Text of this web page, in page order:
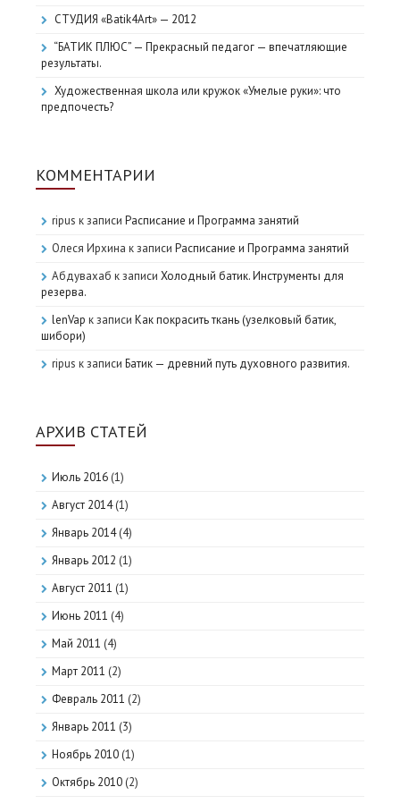
СТУДИЯ «Batik4Art» — 2012
“БАТИК ПЛЮС” — Прекрасный педагог — впечатляющие
результаты.
Художественная школа или кружок «Умелые руки»: что
предпочесть?
КОММЕНТАРИИ
ripus к записи Расписание и Программа занятий
Олеся Ирхина к записи Расписание и Программа занятий
Абдувахаб к записи Холодный батик. Инструменты для
резерва.
lenVap к записи Как покрасить ткань (узелковый батик,
шибори)
ripus к записи Батик — древний путь духовного развития.
АРХИВ СТАТЕЙ
Июль 2016 (1)
Август 2014(1)
Январь 2014(4)
Январь 2012 (1)
Август 2011 (1)
Июнь 2011 (4)
Май 2011 (4)
Март 2011 (2)
Февраль 2011 (2)
Январь 2011 (3)
Ноябрь 2010 (1)
Октябрь 2010 (2)